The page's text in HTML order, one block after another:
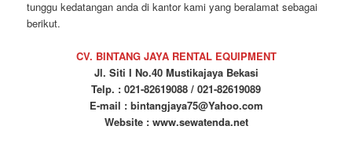
tunggu kedatangan anda di kantor kami yang beralamat sebagai
berikut.
CV. BINTANG JAYA RENTAL EQUIPMENT
Jl. Siti I No.40 Mustikajaya Bekasi
Telp. : 021-82619088 / 021-82619089
E-mail : bintangjaya75@Yahoo.com
Website : www.sewatenda.net